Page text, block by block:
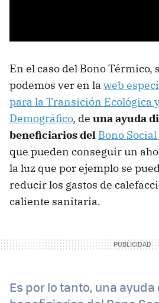
En el caso del Bono Térmico,
podemos ver en la web
para la Transición Ecológica
Demográfico, de una ayuda
beneficiarios del Bono
que pueden conseguir un
la luz que por ejemplo se
reducir los gastos de
caliente sanitaria.
Es por lo tanto, una